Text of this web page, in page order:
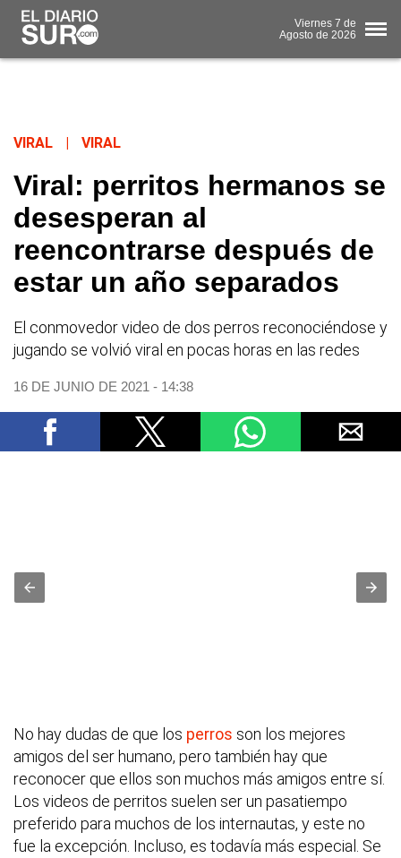
Viernes 7 de
Agosto de 2026
VIRAL VIRAL
Viral: perritos hermanos se
desesperan al
reencontrarse después de
estar un año separados
El conmovedor video de dos perros reconociéndose y
jugando se volvió viral en pocas horas en las redes
16 DE JUNIO DE 2021 - 14:38
No hay dudas de que los perros son los mejores
amigos del ser humano, pero también hay que
reconocer que ellos son muchos más amigos entre sí.
Los videos de perritos suelen ser un pasatiempo
preferido para muchos de los internautas, y este no
fue la excepción. Incluso, es todavía más especial. Se